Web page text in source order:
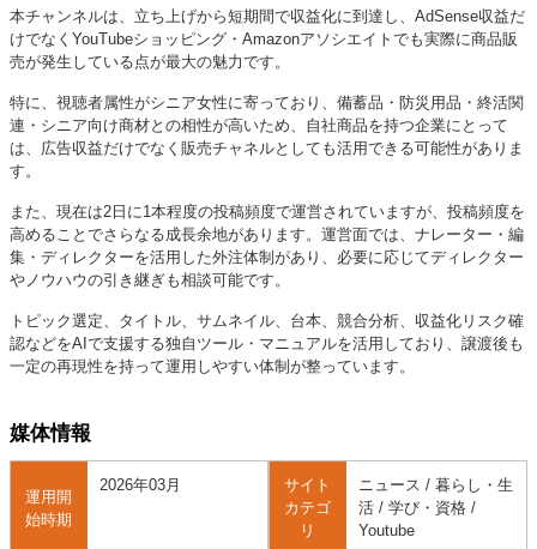
本チャンネルは、立ち上げから短期間で収益化に到達し、AdSense収益だ
けでなくYouTubeショッピング・Amazonアソシエイトでも実際に商品販
売が発生している点が最大の魅力です。
特に、視聴者属性がシニア女性に寄っており、備蓄品・防災用品・終活関
連・シニア向け商材との相性が高いため、自社商品を持つ企業にとって
は、広告収益だけでなく販売チャネルとしても活用できる可能性がありま
す。
また、現在は2日に1本程度の投稿頻度で運営されていますが、投稿頻度を
高めることでさらなる成長余地があります。運営面では、ナレーター・編
集・ディレクターを活用した外注体制があり、必要に応じてディレクター
やノウハウの引き継ぎも相談可能です。
トピック選定、タイトル、サムネイル、台本、競合分析、収益化リスク確
認などをAIで支援する独自ツール・マニュアルを活用しており、譲渡後も
一定の再現性を持って運用しやすい体制が整っています。
媒体情報
運用開
始時期
2026年03月
サイト
カテゴ
リ
ニュース / 暮らし・生
活 / 学び・資格 /
Youtube